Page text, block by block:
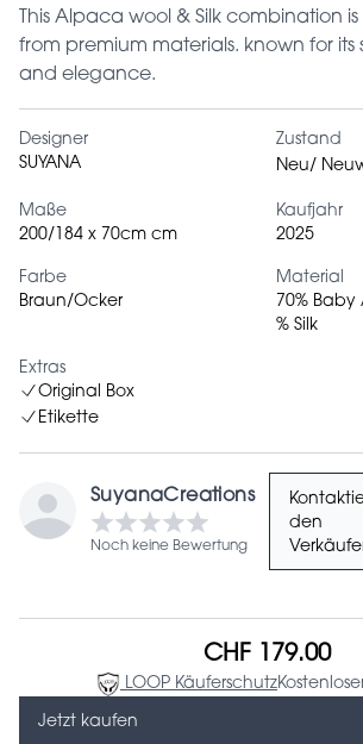
This Alpaca wool & Silk combination
from premium materials. known for its
and elegance.
Designer
SUYANA
Zustand
Neu/
Maße
200/184 x 70cm cm
Kaufjahr
2025
Farbe
Braun/Ocker
Material
70%
% Silk
Extras
Original Box
Etikette
SuyanaCreations
Noch keine Bewertung
den
CHF 179.00
LOOP Käuferschutz
Jetzt kaufen